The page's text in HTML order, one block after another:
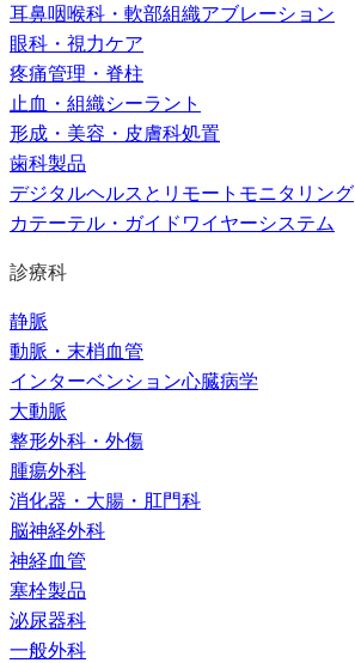
耳鼻咽喉科・軟部組織アブレーション
眼科・視力ケア
疼痛管理・脊柱
止血・組織シーラント
形成・美容・皮膚科処置
歯科製品
デジタルヘルスとリモートモニタリング
カテーテル・ガイドワイヤーシステム
診療科
静脈
動脈・末梢血管
インターベンション心臓病学
大動脈
整形外科・外傷
腫瘍外科
消化器・大腸・肛門科
脳神経外科
神経血管
塞栓製品
泌尿器科
一般外科